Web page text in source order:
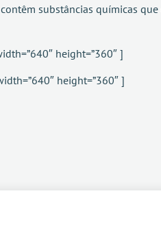
substâncias químicas
height=”360″ ]
height=”360″ ]